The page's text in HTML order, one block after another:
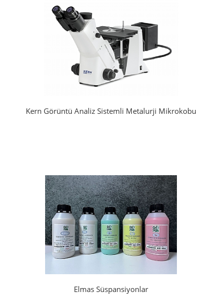
Kern Görüntü Analiz Sistemli Metalurji Mikrokobu
Elmas Süspansiyonlar